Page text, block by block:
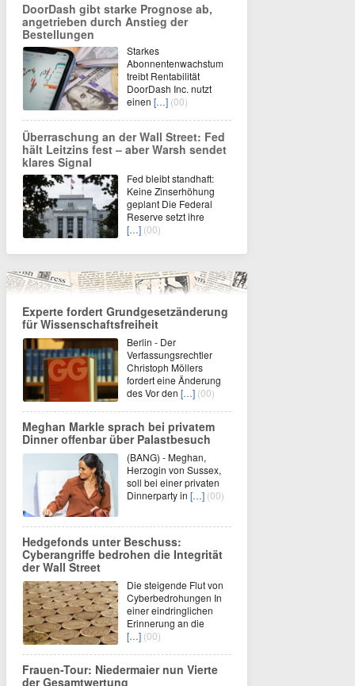
DoorDash gibt starke Prognose ab,
angetrieben durch Anstieg der
Bestellungen
Starkes
Abonnentenwachstum
treibt Rentabilität
DoorDash Inc. nutzt
einen […] (00)
Überraschung an der Wall Street: Fed
hält Leitzins fest – aber Warsh sendet
klares Signal
Fed bleibt standhaft:
Keine Zinserhöhung
geplant Die Federal
Reserve setzt ihre
[…] (00)
Experte fordert Grundgesetzänderung
für Wissenschaftsfreiheit
Berlin - Der
Verfassungsrechtler
Christoph Möllers
fordert eine Änderung
des Vor den […] (00)
Meghan Markle sprach bei privatem
Dinner offenbar über Palastbesuch
(BANG) - Meghan,
Herzogin von Sussex,
soll bei einer privaten
Dinnerparty in […] (00)
Hedgefonds unter Beschuss:
Cyberangriffe bedrohen die Integrität
der Wall Street
Die steigende Flut von
Cyberbedrohungen In
einer eindringlichen
Erinnerung an die
[…] (00)
Frauen-Tour: Niedermaier nun Vierte
der Gesamtwertung